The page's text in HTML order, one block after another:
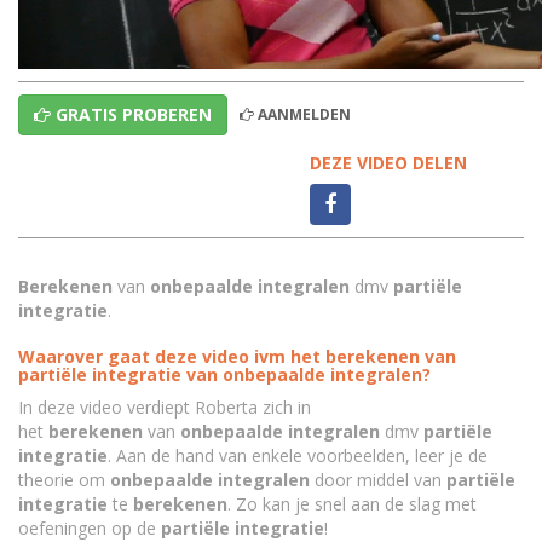
GRATIS PROBEREN AANMELDEN
DEZE VIDEO DELEN
Berekenen van onbepaalde integralen dmv partiële
integratie.
Waarover gaat deze video ivm het berekenen van
partiële integratie van onbepaalde integralen?
In deze video verdiept Roberta zich in
het berekenen van onbepaalde integralen dmv partiële
integratie. Aan de hand van enkele voorbeelden, leer je de
theorie om onbepaalde integralen door middel van partiële
integratie te berekenen. Zo kan je snel aan de slag met
oefeningen op de partiële integratie!